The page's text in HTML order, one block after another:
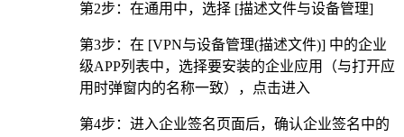
第2步：在通用中，选择 [描述文件与设备管理]
第3步：在 [VPN与设备管理(描述文件)] 中的企业
级APP列表中，选择要安装的企业应用（与打开应
用时弹窗内的名称一致），点击进入
第4步：进入企业签名页面后，确认企业签名中的